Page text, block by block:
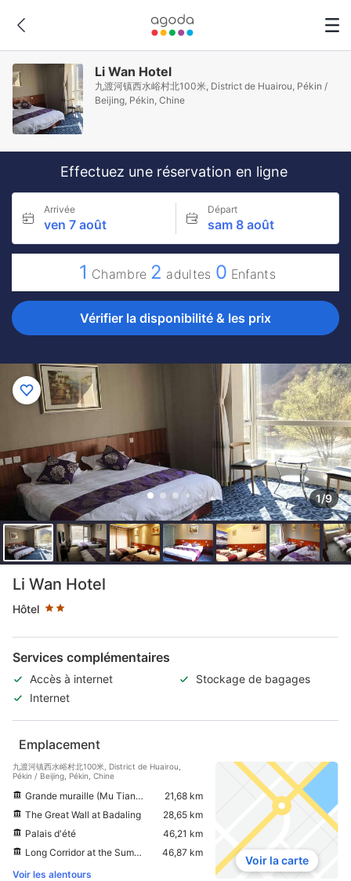
Li Wan Hotel
九渡河镇西水峪村北100米, District de Huairou, Pékin /
Beijing, Pékin, Chine
Effectuez une réservation en ligne
Arrivée
ven 7 août
Départ
sam 8 août
1 Chambre 2 adultes 0 Enfants
Vérifier la disponibilité & les prix
1/9
Li Wan Hotel
Hôtel
2 étoiles au classement par étoile
Services complémentaires
Accès à internet
Stockage de bagages
Internet
Emplacement
九渡河镇西水峪村北100米, District de Huairou,
Pékin / Beijing, Pékin, Chine
Grande muraille (Mu Tian Yu)
21,68 km
The Great Wall at Badaling
28,65 km
Palais d'été
46,21 km
Long Corridor at the Summer Palace
46,87 km
Voir les alentours
Voir la carte